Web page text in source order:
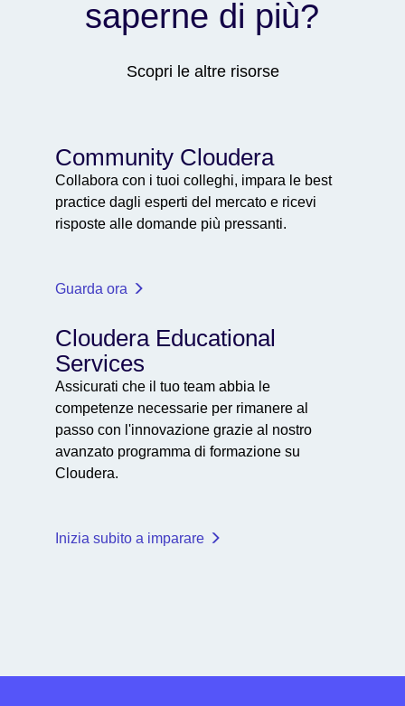
saperne di più?
Scopri le altre risorse
Community Cloudera
Collabora con i tuoi colleghi, impara le best
practice dagli esperti del mercato e ricevi
risposte alle domande più pressanti.
Guarda ora
Cloudera Educational
Services
Assicurati che il tuo team abbia le
competenze necessarie per rimanere al
passo con l'innovazione grazie al nostro
avanzato programma di formazione su
Cloudera.
Inizia subito a imparare